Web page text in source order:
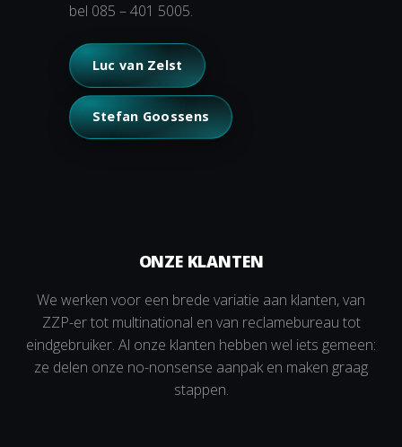
bel 085 – 401 5005.
Luc van Zelst
Stefan Goossens
ONZE KLANTEN
We werken voor een brede variatie aan klanten, van
ZZP-er tot multinational en van reclamebureau tot
eindgebruiker. Al onze klanten hebben wel iets gemeen:
ze delen onze no-nonsense aanpak en maken graag
stappen.